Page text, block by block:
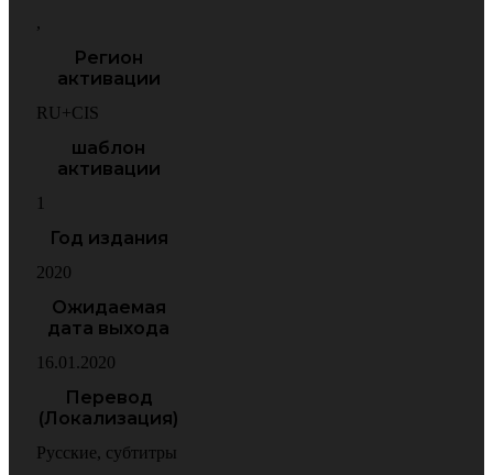
,
Регион
активации
RU+CIS
шаблон
активации
1
Год издания
2020
Ожидаемая
дата выхода
16.01.2020
Перевод
(Локализация)
Русские, субтитры